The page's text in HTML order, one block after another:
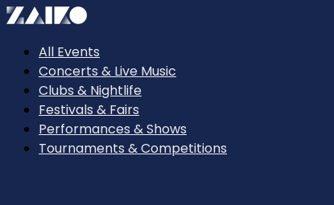
All Events
Concerts & Live Music
Clubs & Nightlife
Festivals & Fairs
Performances & Shows
Tournaments & Competitions